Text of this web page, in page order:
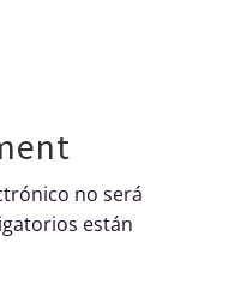
no será
están